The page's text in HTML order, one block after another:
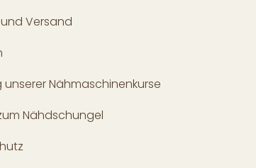
Versand
unserer Nähmaschinenkurse
Nähdschungel